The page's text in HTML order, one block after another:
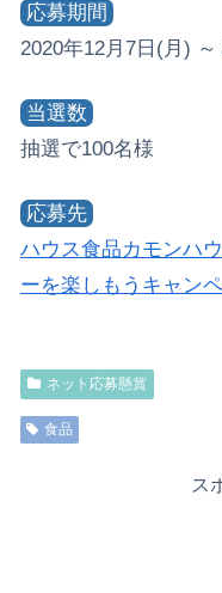
応募期間
2020年12月7日(月)
当選数
抽選で100名様
応募先
ハウス食品カモンハ
ーを楽しもうキャン
ネット応募懸賞
食品
ス